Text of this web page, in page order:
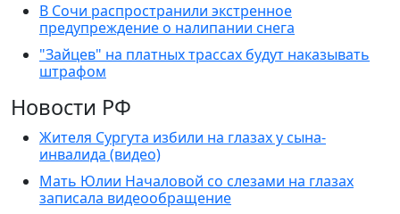
В Сочи распространили экстренное
предупреждение о налипании снега
"Зайцев" на платных трассах будут наказывать
штрафом
Новости РФ
Жителя Сургута избили на глазах у сына-
инвалида (видео)
Мать Юлии Началовой со слезами на глазах
записала видеообращение